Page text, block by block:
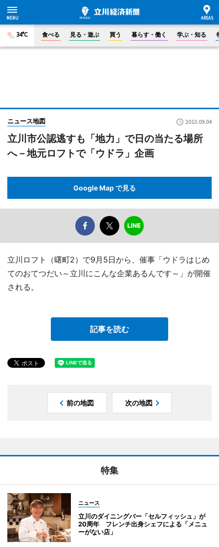
34°C 食べる 見る・遊ぶ 買う 暮らす・働く 学ぶ・知る
ニュース地図 2013.09.04
立川市公認逃すも「地力」で日の当たる場所
へ－地元ロフトで「ウドラ」企画
Google Map で見る
立川ロフト（曙町2）で9月5日から、催事「ウドラはじめ
てのおてつだい～立川にこんな企業あるんです～」が開催
される。
記事を読む
前の地図 次の地図
特集
ニュース
立川のダイニングバー「セルフィッシュ」が
20周年 フレンチ出身シェフによる「メニュ
ーがない店」